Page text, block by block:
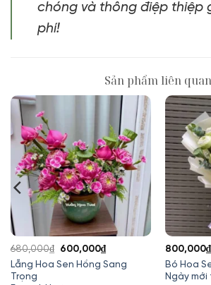
chóng và thông điệp thiệp
phí!
Sản phẩm liên quan
Lẵng Hoa Sen Hồng Sang
Trọng
680,000₫
Giá
gốc
600,000₫Giá
hiện
Bó Hoa
Ngày mới
800,000₫